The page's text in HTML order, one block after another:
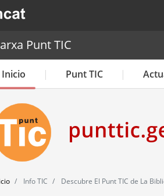
una nova finestra.
Punt TIC
Inicio Punt TIC
Info TIC Descubre El Punt TIC de La